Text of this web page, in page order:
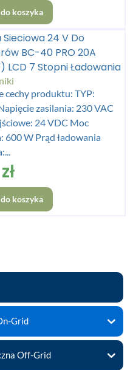
Grid
Off-Grid
koszyka
24 V Do
BC-40 PRO 20A
LCD 7 Stopni Ładowania
cechy produktu: TYP:
zasilania: 230 VAC
24 VDC Moc
600 W Prąd ładowania
zł
koszyka